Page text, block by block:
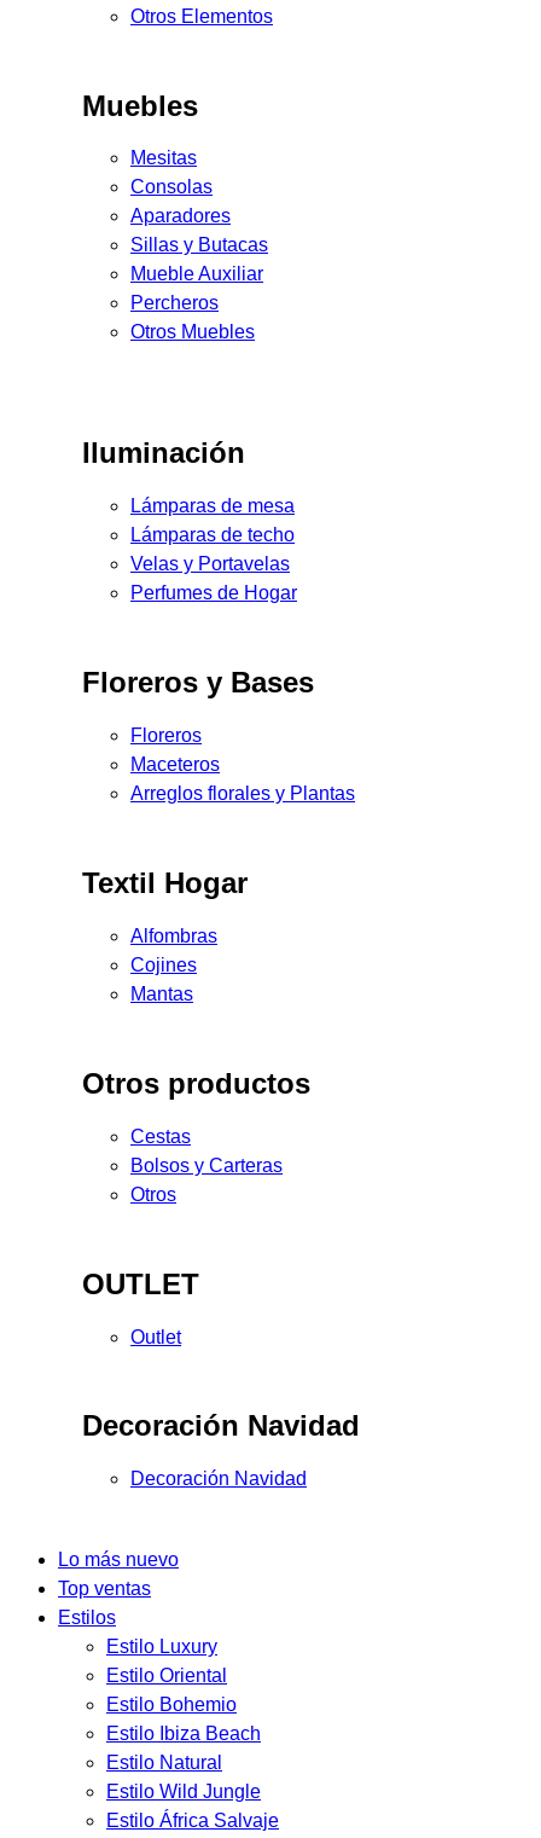
Otros Elementos
Muebles
Mesitas
Consolas
Aparadores
Sillas y Butacas
Mueble Auxiliar
Percheros
Otros Muebles
Iluminación
Lámparas de mesa
Lámparas de techo
Velas y Portavelas
Perfumes de Hogar
Floreros y Bases
Floreros
Maceteros
Arreglos florales y Plantas
Textil Hogar
Alfombras
Cojines
Mantas
Otros productos
Cestas
Bolsos y Carteras
Otros
OUTLET
Outlet
Decoración Navidad
Decoración Navidad
Lo más nuevo
Top ventas
Estilos
Estilo Luxury
Estilo Oriental
Estilo Bohemio
Estilo Ibiza Beach
Estilo Natural
Estilo Wild Jungle
Estilo África Salvaje